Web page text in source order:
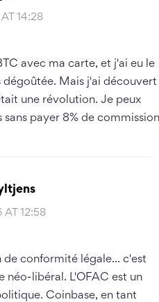
14:28
avec ma carte, et j'ai eu le
dégoûtée. Mais j'ai découvert
une révolution. Je peux
payer 8% de
12:58
de conformité légale... c'est
néo-libéral. L'OFAC est un
Coinbase, en tant